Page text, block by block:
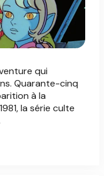
qui
Quarante-cinq
à la
la série culte